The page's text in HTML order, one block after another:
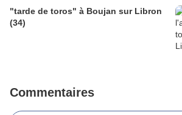
"tarde de toros" à Boujan sur Libron
(34)
Commentaires